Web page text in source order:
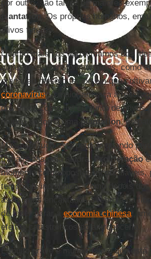
por outro, são talvez os maiores
plantation. Os próprios humanos, em
ativos futuros.
Quanto mais nos aproximamos dos
almejamos, transformamo-nos, como
praga, ao mesmo tempo em que
coronavírus. A maior ameaça à
dos vivos como um conjunto de ativos
mundo se torna uma plantation, os
Mas nem tudo está perdido quando
trabalhadas pela autora.Proliferação
momento como opostos
temporais indistintos. Como depois dos
assistimos encantados a rebrota da
de fazer parar a economia chinesa,
efeitos catastróficos do antropoceno.
É muito grave e muito triste o que